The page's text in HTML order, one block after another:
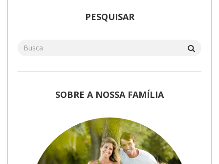
PESQUISAR
SOBRE A NOSSA FAMÍLIA